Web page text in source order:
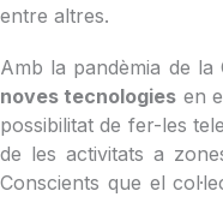
entre altres.
Amb la pandèmia de la
noves tecnologies en
possibilitat de fer-les
de les activitats a
Conscients que el